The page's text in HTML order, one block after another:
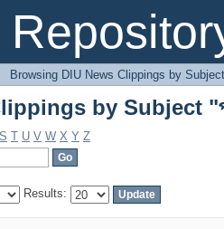
by Subject
Browsing DIU News Clippings by Subject
by Subject
S T U V W X Y Z
Results: